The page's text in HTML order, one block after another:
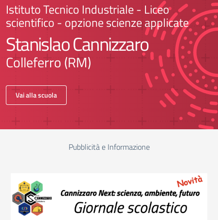
Istituto Tecnico Industriale - Liceo
scientifico - opzione scienze applicate
Stanislao Cannizzaro
Colleferro (RM)
Vai alla scuola
Pubblicità e Informazione